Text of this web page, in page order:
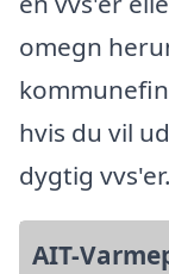
omegn
hvis du vil
dygtig vvs'er.
AIT-